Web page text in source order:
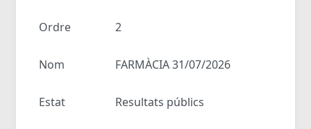
Ordre 2
Nom FARMÀCIA 31/07/2026
Estat Resultats públics